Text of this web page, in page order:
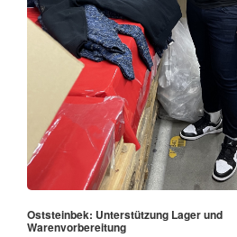
Oststeinbek: Unterstützung Lager und
Warenvorbereitung